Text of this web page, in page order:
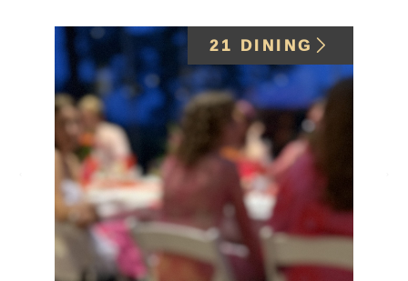
21 DINING